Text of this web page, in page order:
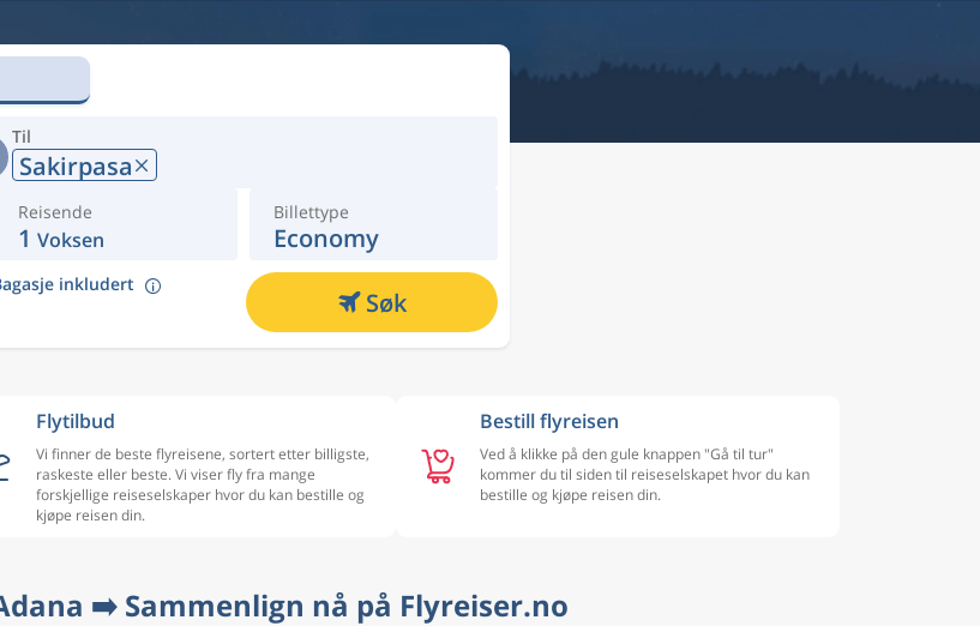
Til
Sakirpasa
Reisende
1 Voksen
Billettype
Economy
inkludert
Søk
Flytilbud
Vi finner de beste flyreisene, sortert etter billigste,
raskeste eller beste. Vi viser fly fra mange
forskjellige reiseselskaper hvor du kan bestille og
kjøpe reisen din.
Bestill flyreisen
Ved å klikke på den gule knappen "Gå til tur"
kommer du til siden til reiseselskapet hvor du kan
bestille og kjøpe reisen din.
➡️ Sammenlign nå på Flyreiser.no